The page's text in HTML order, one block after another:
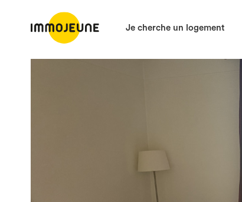
Je cherche un logement